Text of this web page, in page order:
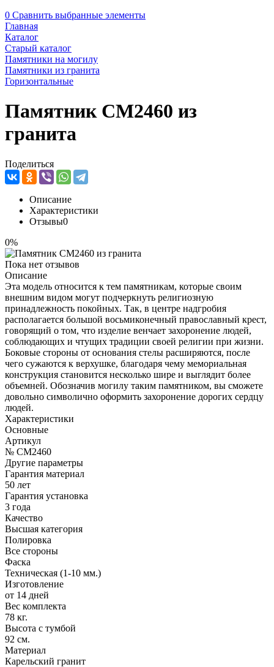
0 Сравнить выбранные элементы
Главная
Каталог
Старый каталог
Памятники на могилу
Памятники из гранита
Горизонтальные
Памятник CM2460 из
гранита
Поделиться
Описание
Характеристики
Отзывы0
0%
Пока нет отзывов
Описание
Эта модель относится к тем памятникам, которые своим
внешним видом могут подчеркнуть религиозную
принадлежность покойных. Так, в центре надгробия
располагается большой восьмиконечный православный крест,
говорящий о том, что изделие венчает захоронение людей,
соблюдающих и чтущих традиции своей религии при жизни.
Боковые стороны от основания стелы расширяются, после
чего сужаются к верхушке, благодаря чему мемориальная
конструкция становится несколько шире и выглядит более
объемней. Обозначив могилу таким памятником, вы сможете
довольно символично оформить захоронение дорогих сердцу
людей.
Характеристики
Основные
Артикул
№ CM2460
Другие параметры
Гарантия материал
50 лет
Гарантия установка
3 года
Качество
Высшая категория
Полировка
Все стороны
Фаска
Техническая (1-10 мм.)
Изготовление
от 14 дней
Вес комплекта
78 кг.
Высота с тумбой
92 см.
Материал
Карельский гранит